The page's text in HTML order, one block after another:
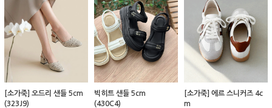
[소가죽] 오드리 샌들 5cm
(323J9)
빅히트 샌들 5cm
(430C4)
[소가죽] 에르 스니커즈 4c
m